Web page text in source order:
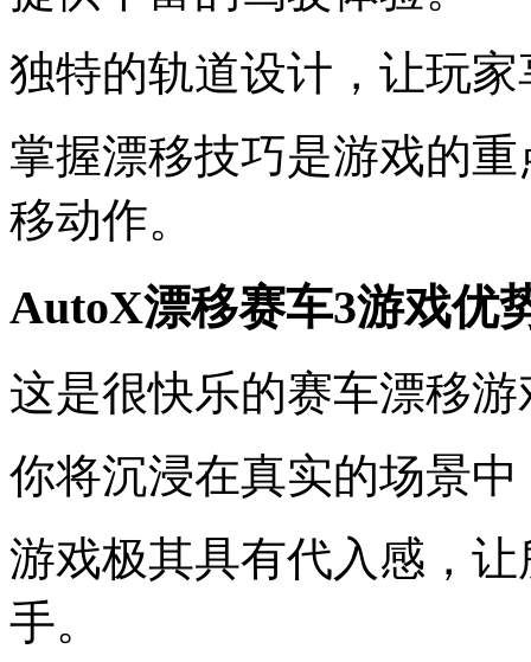
独特的轨道设计，让玩
掌握漂移技巧是游戏的
移动作。
AutoX漂移赛车3游戏优
这是很快乐的赛车漂移
你将沉浸在真实的场景
游戏极其具有代入感，
手。